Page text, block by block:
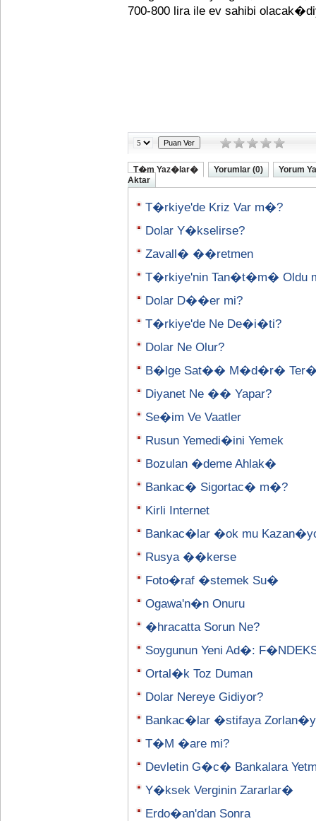
700-800 lira ile ev sahibi
T�m Yaz�lar� Yorumlar (0)
Yorum
Aktar
T�rkiye'de Kriz Var m�?
Dolar Y�kselirse?
Zavall� ��retmen
T�rkiye'nin Tan�t�m� Oldu
Dolar D��er mi?
T�rkiye'de Ne De�i�ti?
Dolar Ne Olur?
B�lge Sat�� M�d�r�
Diyanet Ne �� Yapar?
Se�im Ve Vaatler
Rusun Yemedi�ini Yemek
Bozulan �deme Ahlak�
Bankac� Sigortac� m�?
Kirli Internet
Bankac�lar �ok mu
Rusya ��kerse
Foto�raf �stemek Su�
Ogawa'n�n Onuru
�hracatta Sorun Ne?
Soygunun Yeni Ad�:
Ortal�k Toz Duman
Dolar Nereye Gidiyor?
Bankac�lar �stifaya
T�M �are mi?
Devletin G�c� Bankalara
Y�ksek Verginin Zararlar�
Erdo�an'dan Sonra